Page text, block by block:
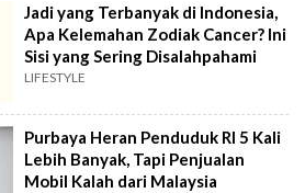
Jadi yang Terbanyak di Indonesia,
Apa Kelemahan Zodiak Cancer? Ini
Sisi yang Sering Disalahpahami
LIFESTYLE
Purbaya Heran Penduduk RI 5 Kali
Lebih Banyak, Tapi Penjualan
Mobil Kalah dari Malaysia